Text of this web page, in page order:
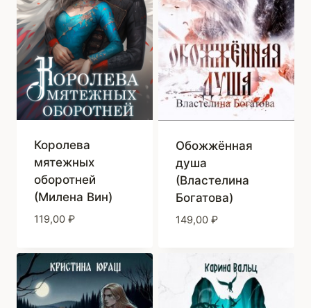
Королева
мятежных
оборотней
(Милена Вин)
119,00 ₽
Обожжённая
душа
(Властелина
Богатова)
149,00 ₽